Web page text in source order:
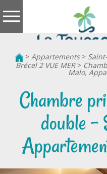
> Appartements>
Brécel 2 VUE MER>
Malo,
Chambre
double -